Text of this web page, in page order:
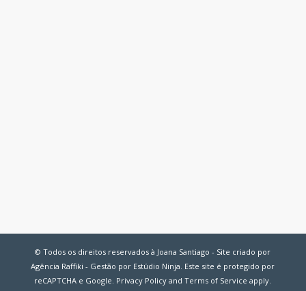
© Todos os direitos reservados à Joana Santiago - Site criado por
Agência Raffiki - Gestão por Estúdio Ninja. Este site é protegido por
reCAPTCHA e Google. Privacy Policy andTerms of Service apply.